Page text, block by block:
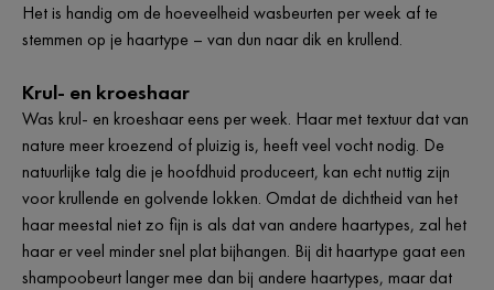
Het is handig om de hoeveelheid wasbeurten per week af te
stemmen op je haartype – van dun naar dik en krullend.
Krul- en kroeshaar
Was krul- en kroeshaar eens per week. Haar met textuur dat van
nature meer kroezend of pluizig is, heeft veel vocht nodig. De
natuurlijke talg die je hoofdhuid produceert, kan echt nuttig zijn
voor krullende en golvende lokken. Omdat de dichtheid van het
haar meestal niet zo fijn is als dat van andere haartypes, zal het
haar er veel minder snel plat bijhangen. Bij dit haartype gaat een
shampoobeurt langer mee dan bij andere haartypes, maar dat